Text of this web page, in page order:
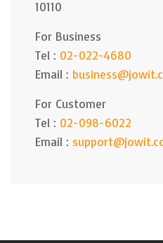
10110
For Business
Tel : 02-022-4680
Email :
For Customer
Tel : 02-098-6022
Email :